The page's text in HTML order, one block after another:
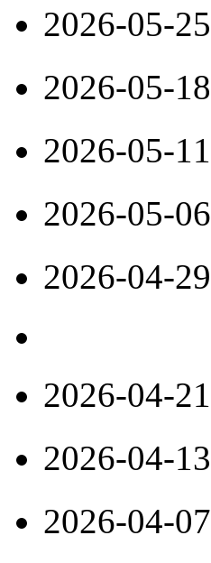
2026-05-25
2026-05-18
2026-05-11
2026-05-06
2026-04-29
2026-04-21
2026-04-13
2026-04-07